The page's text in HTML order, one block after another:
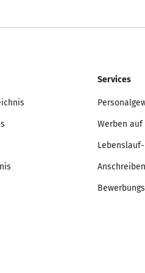
Services
Werben auf